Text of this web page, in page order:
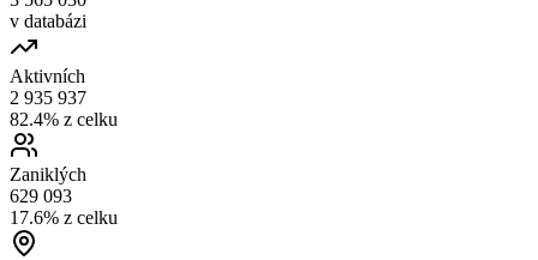
v databázi
Aktivních
2 935 937
82.4% z celku
Zaniklých
629 093
17.6% z celku